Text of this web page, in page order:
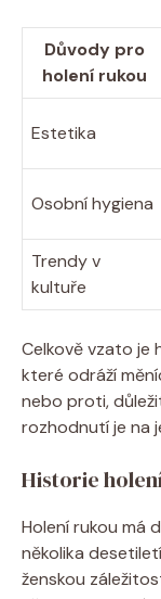
Důvody pro
holení rukou
Estetika
Osobní hygiena
Trendy v
kultuře
Celkově vzato je
které odráží
nebo proti,
rozhodnutí je na
Historie
Holení rukou má
několika
ženskou